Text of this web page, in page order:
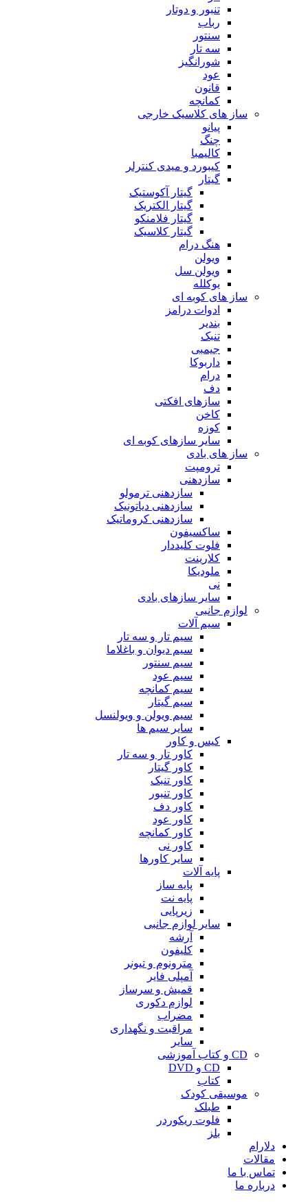
تنبور و دوتار
رباب
سنتور
سه تار
شورانگیز
عود
قانون
کمانچه
ساز های کلاسیک خارجی
پیانو
چنگ
کالیمبا
کیبورد و میدی کنترلر
گیتار
گیتار آکوستیک
گیتار الکتریک
گیتار فلامنکو
گیتار کلاسیک
هنگ درام
ویولن
ویولن سل
یوکلله
ساز های کوبه ای
ادوات درامز
بندیر
تنبک
جیمبی
داربوکا
درام
دف
سازهای افکتی
کاخن
کوزه
سایر سازهای کوبه ای
ساز های بادی
ترومپت
سازدهنی
سازدهنی ترمولو
سازدهنی دیاتونیک
سازدهنی کروماتیک
ساکسیفون
فلوت کلیددار
کلارینت
ملودیکا
نی
سایر سازهای بادی
لوازم جانبی
سیم آلات
سیم تار و سه تار
سیم دیوان و باغلاما
سیم سنتور
سیم عود
سیم کمانچه
سیم گیتار
سیم ویولن و ویولنسل
سایر سیم ها
کیس و کاور
کاور تار و سه تار
کاور گیتار
کاور تنبک
کاور تنبور
کاور دف
کاور عود
کاور کمانچه
کاور نی
سایر کاورها
پایه آلات
پایه ساز
پایه نت
زیرپایی
سایر لوازم جانبی
آرشه
کلیفون
مترونوم و تیونر
آمپلی فایر
قمیش و سرساز
لوازم دکوری
مضراب
مراقبت و نگهداری
سایر
CD و کتاب آموزشی
CD و DVD
کتاب
موسیقی کودک
طبلک
فلوت ریکوردر
بلز
دلارام
مقالات
تماس با ما
درباره ما